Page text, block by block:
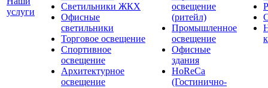
услуги
Светильники ЖКХ
Офисные
светильники
Торговое освещение
Спортивное
освещение
Архитектурное
освещение
освещение
(ритейл)
Промышленное
освещение
Офисные
здания
HoReCa
(Гостинично-